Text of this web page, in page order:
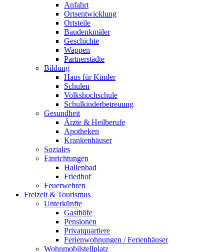
Anfahrt
Ortsentwicklung
Ortsteile
Baudenkmäler
Geschichte
Wappen
Partnerstädte
Bildung
Haus für Kinder
Schulen
Volkshochschule
Schulkinderbetreuung
Gesundheit
Ärzte & Heilberufe
Apotheken
Krankenhäuser
Soziales
Einrichtungen
Hallenbad
Friedhof
Feuerwehren
Freizeit & Tourismus
Unterkünfte
Gasthöfe
Pensionen
Privatquartiere
Ferienwohnungen / Ferienhäuser
Wohnmobilstellplatz